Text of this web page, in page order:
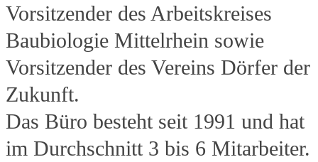
Vorsitzender des Arbeitskreises
Baubiologie Mittelrhein sowie
Vorsitzender des Vereins Dörfer der
Zukunft.
Das Büro besteht seit 1991 und hat
im Durchschnitt 3 bis 6 Mitarbeiter.